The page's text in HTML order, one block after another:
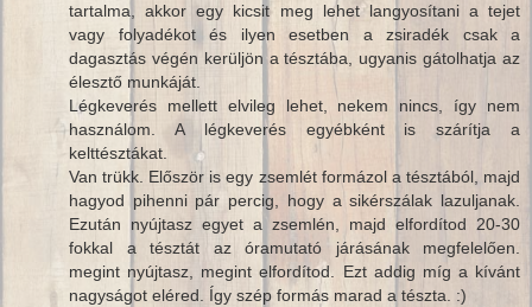
tartalma, akkor egy kicsit meg lehet langyosítani a tejet
vagy folyadékot és ilyen esetben a zsiradék csak a
dagasztás végén kerüljön a tésztába, ugyanis gátolhatja az
élesztő munkáját.
Légkeverés mellett elvileg lehet, nekem nincs, így nem
használom. A légkeverés egyébként is szárítja a
kelttésztákat.
Van trükk. Először is egy zsemlét formázol a tésztából, majd
hagyod pihenni pár percig, hogy a sikérszálak lazuljanak.
Ezután nyújtasz egyet a zsemlén, majd elfordítod 20-30
fokkal a tésztát az óramutató járásának megfelelően.
megint nyújtasz, megint elfordítod. Ezt addig míg a kívánt
nagyságot eléred. Így szép formás marad a tészta. :)